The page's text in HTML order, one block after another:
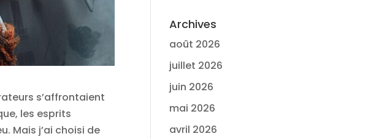
s’affrontaient
les esprits
Mais j’ai choisi de
Archives
août 2026
juillet 2026
juin 2026
mai 2026
avril 2026